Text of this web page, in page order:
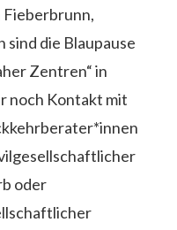
sind die Blaupause
Zentren“ in
noch Kontakt mit
oder